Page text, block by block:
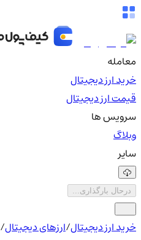
معامله
خرید ارز دیجیتال
قیمت ارز دیجیتال
سرویس ها
وبلاگ
سایر
درحال بارگذاری...
خرید ارز دیجیتال/ارزهای دیجیتال/